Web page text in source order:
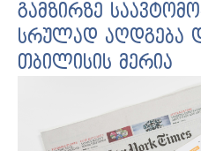
გამზირზე
სრულად აღდგება
თბილისის მერია